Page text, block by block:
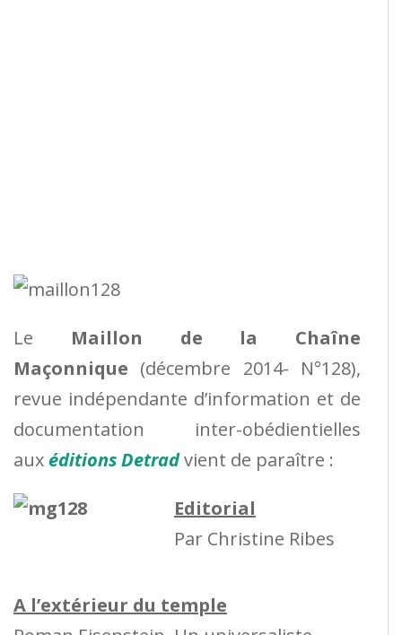
Le Maillon de la Chaîne
Maçonnique (décembre 2014- N°128),
revue indépendante d’information et de
documentation inter-obédientielles
aux éditions Detradvient de paraître :
Editorial
Par Christine Ribes
A l’extérieur du temple